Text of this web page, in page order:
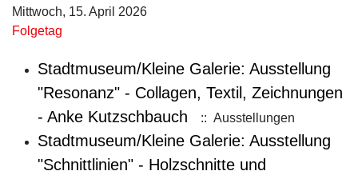
Mittwoch, 15. April 2026
Folgetag
Stadtmuseum/Kleine Galerie: Ausstellung
"Resonanz" - Collagen, Textil, Zeichnungen
- Anke Kutzschbauch
:: Ausstellungen
Stadtmuseum/Kleine Galerie: Ausstellung
"Schnittlinien" - Holzschnitte und